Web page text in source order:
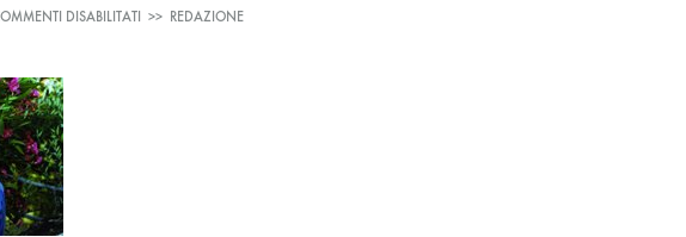
DISABILITATI
SU
>> REDAZIONE